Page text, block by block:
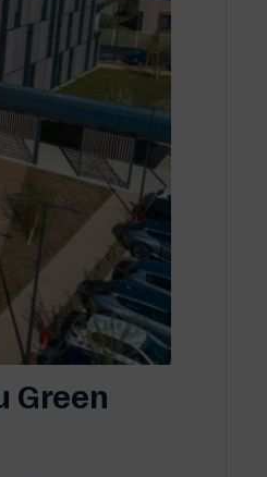
Green